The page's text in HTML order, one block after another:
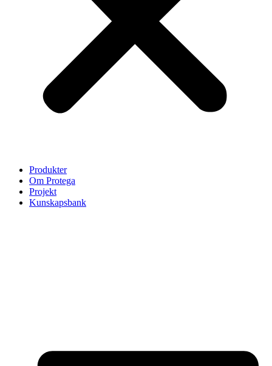
Produkter
Om Protega
Projekt
Kunskapsbank